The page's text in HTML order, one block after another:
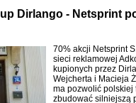
Dirlango - Netsprint
70% akcji Netsprint
sieci reklamowej
kupionych przez
Wejcherta i Macieja
ma pozwolić polskiej
zbudować silniejszą